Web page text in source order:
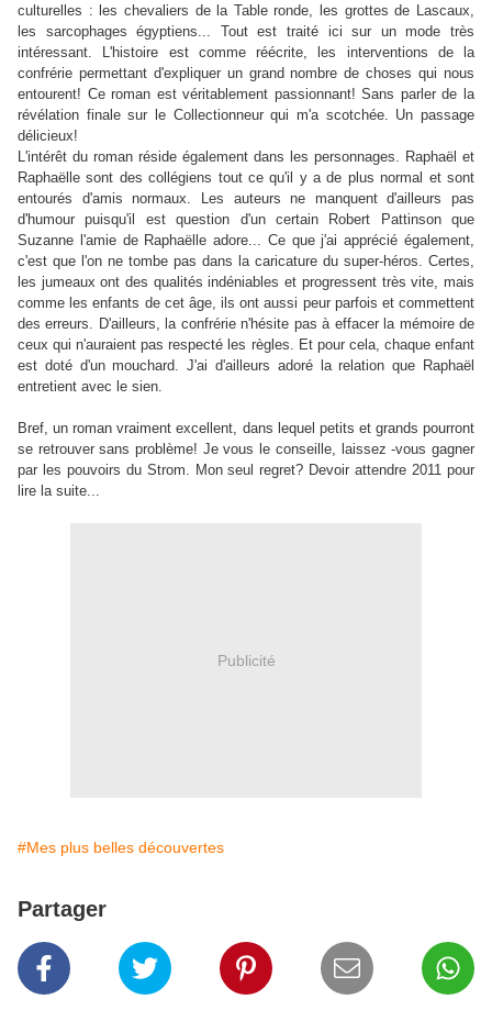
culturelles : les chevaliers de la Table ronde, les grottes de Lascaux,
les sarcophages égyptiens... Tout est traité ici sur un mode très
intéressant. L'histoire est comme réécrite, les interventions de la
confrérie permettant d'expliquer un grand nombre de choses qui nous
entourent! Ce roman est véritablement passionnant! Sans parler de la
révélation finale sur le Collectionneur qui m'a scotchée. Un passage
délicieux!
L'intérêt du roman réside également dans les personnages. Raphaël et
Raphaëlle sont des collégiens tout ce qu'il y a de plus normal et sont
entourés d'amis normaux. Les auteurs ne manquent d'ailleurs pas
d'humour puisqu'il est question d'un certain Robert Pattinson que
Suzanne l'amie de Raphaëlle adore... Ce que j'ai apprécié également,
c'est que l'on ne tombe pas dans la caricature du super-héros. Certes,
les jumeaux ont des qualités indéniables et progressent très vite, mais
comme les enfants de cet âge, ils ont aussi peur parfois et commettent
des erreurs. D'ailleurs, la confrérie n'hésite pas à effacer la mémoire de
ceux qui n'auraient pas respecté les règles. Et pour cela, chaque enfant
est doté d'un mouchard. J'ai d'ailleurs adoré la relation que Raphaël
entretient avec le sien.
Bref, un roman vraiment excellent, dans lequel petits et grands pourront
se retrouver sans problème! Je vous le conseille, laissez -vous gagner
par les pouvoirs du Strom. Mon seul regret? Devoir attendre 2011 pour
lire la suite...
Publicité
#Mes plus belles découvertes
Partager